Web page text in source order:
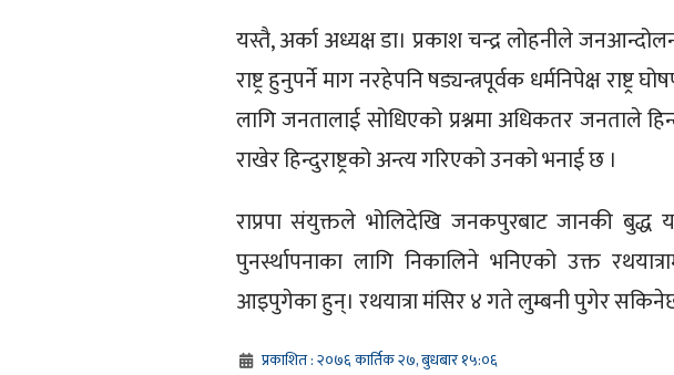
यस्तै, अर्का अध्यक्ष डा। प्रकाश चन्द्र लोहनीले
राष्ट्र हुनुपर्ने माग नरहेपनि षड्यन्त्रपूर्वक धर्मनिपेक्ष
लागि जनतालाई सोधिएको प्रश्नमा अधिकतर जनताले
राखेर हिन्दुराष्ट्रको अन्त्य गरिएको उनको भनाई छ ।
राप्रपा संयुक्तले भोलिदेखि जनकपुरबाट जानकी बुद्ध
पुनर्स्थापनाका लागि निकालिने भनिएको उक्त
आइपुगेका हुन्। रथयात्रा मंसिर ४ गते लुम्बनी पुगेर
प्रकाशित : २०७६ कार्तिक २७, बुधबार १५:०६